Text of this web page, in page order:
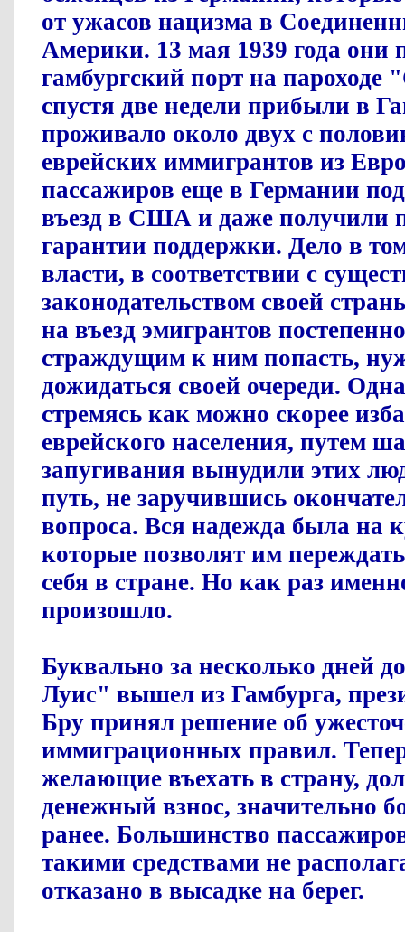
от ужасов нацизма в
Америки. 13 мая 1939 года они
гамбургский порт на пароходе
спустя две недели прибыли в
проживало около двух с
еврейских иммигрантов из
пассажиров еще в Германии
въезд в США и даже получили
гарантии поддержки. Дело в
власти, в соответствии с
законодательством своей
на въезд эмигрантов
страждущим к ним попасть,
дожидаться своей очереди.
стремясь как можно скорее
еврейского населения, путем
запугивания вынудили этих
путь, не заручившись
вопроса. Вся надежда была на
которые позволят им
себя в стране. Но как раз
произошло.
Буквально за несколько дней
Луис" вышел из Гамбурга,
Бру принял решение об
иммиграционных правил.
желающие въехать в страну,
денежный взнос, значительно
ранее. Большинство
такими средствами не
отказано в высадке на берег.